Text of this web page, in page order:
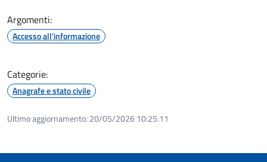
Argomenti:
Accesso all'informazione
Categorie:
Anagrafe e stato civile
Ultimo aggiornamento: 20/05/2026 10:25.11